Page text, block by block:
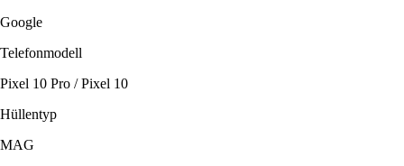
Google
Telefonmodell
Pixel 10 Pro / Pixel 10
Hüllentyp
MAG